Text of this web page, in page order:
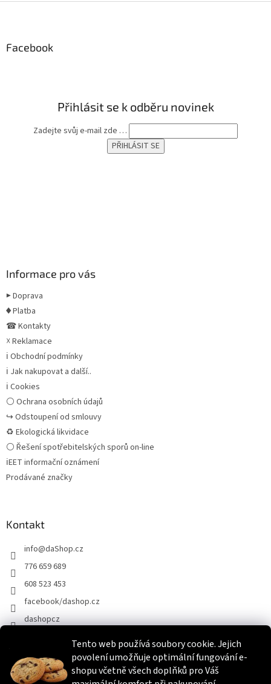
Tento web používá soubory cookie. Jejich
povolení umožňuje optimální fungování e-
shopu včetně všech doplňků pro Váš
Facebook
Přihlásit se k odběru novinek
Zadejte svůj e-mail zde …
Informace pro vás
▶ Doprava
♦ Platba
☎ Kontakty
☓ Reklamace
ℹ Obchodní podmínky
ℹ Jak nakupovat a další..
ℹ Cookies
⚪ Ochrana osobních údajů
↪ Odstoupení od smlouvy
♻ Ekologická likvidace
⚪ Řešení spotřebitelských sporů on-line
ℹEET informační oznámení
Prodávané značky
Kontakt
info@daShop.cz
776 659 689
608 523 453
facebook/dashop.cz
dashopcz
Heureka.cz Zboží.cz Srovnáme.cz